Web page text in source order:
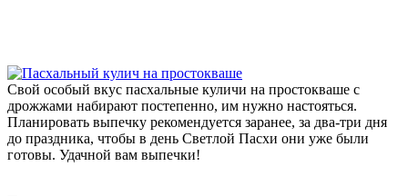
Свой особый вкус пасхальные куличи на простокваше с
дрожжами набирают постепенно, им нужно настояться.
Планировать выпечку рекомендуется заранее, за два-три дня
до праздника, чтобы в день Светлой Пасхи они уже были
готовы. Удачной вам выпечки!